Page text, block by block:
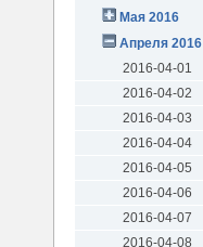
Мая 2016
Апреля 2016
2016-04-01
2016-04-02
2016-04-03
2016-04-04
2016-04-05
2016-04-06
2016-04-07
2016-04-08